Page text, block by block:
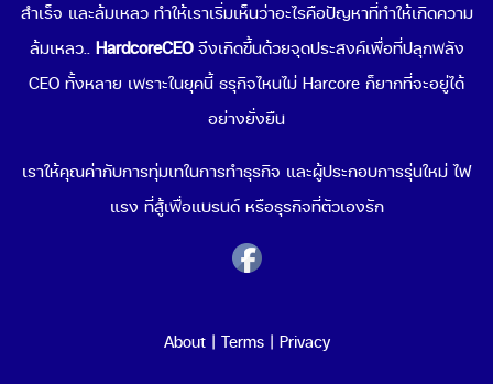
Data-Driven Organization คืออะไร ทำไมการขับเคลื่อน
องค์กรด้วยข้อมูลถึงดีต่อธุรกิจคุณ
เริ่มขายของออนไลน์
ช่องทางขายของออนไลน์
Cloud Computing คืออะไร
ธุรกิจน่าลงทุน 2021
สำเร็จ และล้มเหลว ทำให้เราเริ่มเห็นว่าอะไรคือปัญหาที่ทำให้เกิดความ
ล้มเหลว.. HardcoreCEOจึงเกิดขึ้นด้วยจุดประสงค์เพื่อที่ปลุกพลัง
CEO ทั้งหลาย เพราะในยุคนี้ ธรุกิจไหนไม่ Harcore ก็ยากที่จะอยู่ได้
อย่างยั่งยืน
เราให้คุณค่ากับการทุ่มเทในการทำธุรกิจ และผู้ประกอบการรุ่นใหม่ ไฟ
แรง ที่สู้เพื่อแบรนด์ หรือธุรกิจที่ตัวเองรัก
About| Terms| Privacy